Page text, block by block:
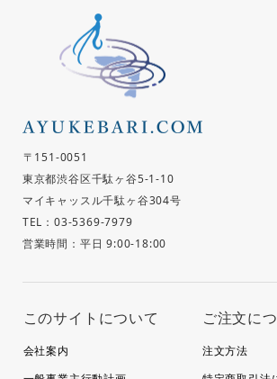
〒151-0051
東京都渋谷区千駄ヶ谷5-1-10
マイキャッスル千駄ヶ谷304号
TEL：03-5369-7979
営業時間：平日 9:00-18:00
このサイトについて
会社案内
ご注文に
注文方法